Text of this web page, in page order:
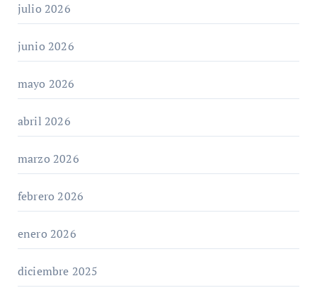
julio 2026
junio 2026
mayo 2026
abril 2026
marzo 2026
febrero 2026
enero 2026
diciembre 2025